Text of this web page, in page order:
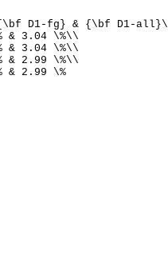
D1-fg} & {\bf D1-
& 3.04 \%\\
& 3.04 \%\\
& 2.99 \%\\
& 2.99 \%